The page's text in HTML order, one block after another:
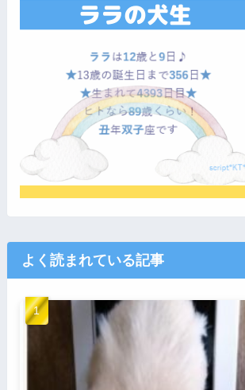
よく読まれている記事